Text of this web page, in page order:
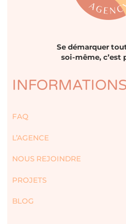
Se démarquer
soi-même, c’est
INFORMATIONS
FAQ
L’AGENCE
NOUS REJOINDRE
PROJETS
BLOG